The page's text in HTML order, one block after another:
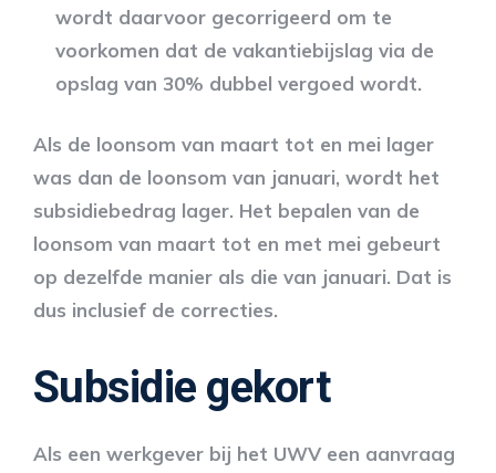
wordt daarvoor gecorrigeerd om te
voorkomen dat de vakantiebijslag via de
opslag van 30% dubbel vergoed wordt.
Als de loonsom van maart tot en mei lager
was dan de loonsom van januari, wordt het
subsidiebedrag lager. Het bepalen van de
loonsom van maart tot en met mei gebeurt
op dezelfde manier als die van januari. Dat is
dus inclusief de correcties.
Subsidie gekort
Als een werkgever bij het UWV een aanvraag